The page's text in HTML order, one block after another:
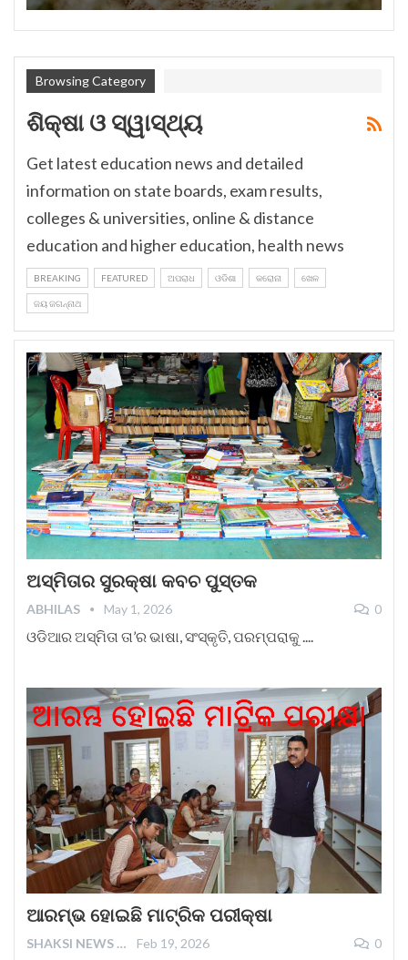
Browsing Category
ଶିକ୍ଷା ଓ ସ୍ୱାସ୍ଥ୍ୟ
Get latest education news and detailed
information on state boards, exam results,
colleges & universities, online & distance
education and higher education, health news
BREAKING FEATURED ଅପରାଧ ଓଡିଶା କରୋନା ଖେଳ
ଜୟ ଜଗନ୍ନାଥ
ଅସ୍ମିତାର ସୁରକ୍ଷା କବଚ ପୁସ୍ତକ
ABHILAS May 1, 2026 0
ଓଡିଆର ଅସ୍ମିତା ତା’ର ଭାଷା, ସଂସ୍କୃତି, ପରମ୍ପରାକୁ ....
ଆରମ୍ଭ ହୋଇଛି ମାଟ୍ରିକ ପରୀକ୍ଷା
SHAKSI NEWS Feb 19, 2026 0